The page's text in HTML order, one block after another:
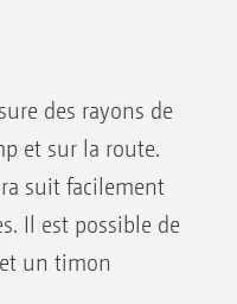
des rayons de
et sur la route.
suit facilement
Il est possible de
un timon